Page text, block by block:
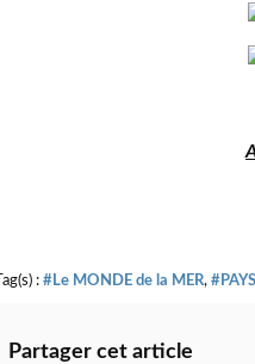
Tag(s) : #Le MONDE de la MER,
Partager cet article